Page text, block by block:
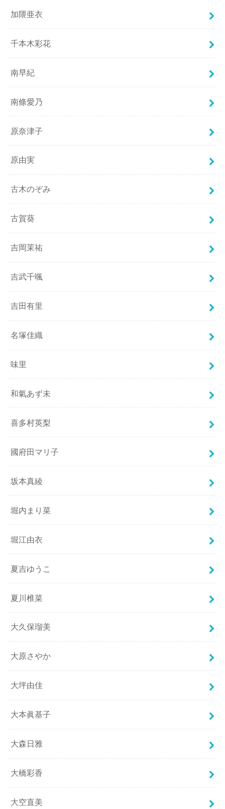
加隈亜衣
千本木彩花
南早紀
南條愛乃
原奈津子
原由実
古木のぞみ
古賀葵
吉岡茉祐
吉武千颯
吉田有里
名塚佳織
味里
和氣あず未
喜多村英梨
國府田マリ子
坂本真綾
堀内まり菜
堀江由衣
夏吉ゆうこ
夏川椎菜
大久保瑠美
大原さやか
大坪由佳
大本眞基子
大森日雅
大橋彩香
大空直美